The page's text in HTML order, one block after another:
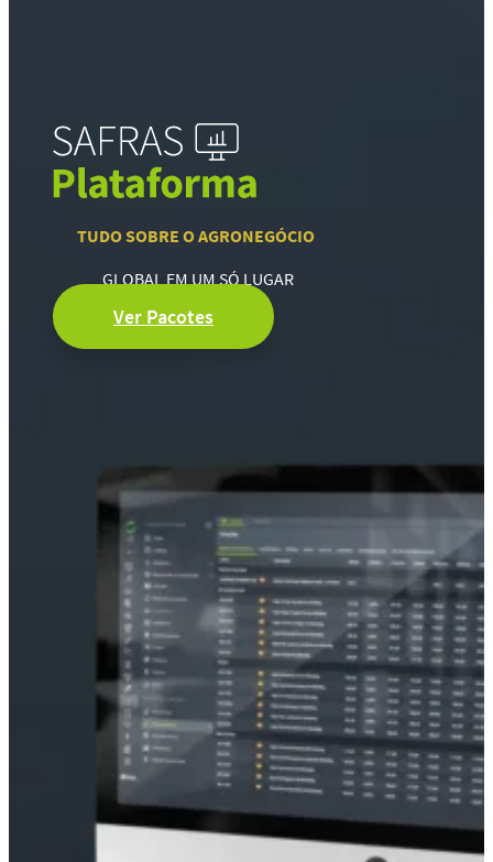
TUDO SOBRE O AGRONEGÓCIO
GLOBAL EM UM SÓ LUGAR
Ver Pacotes